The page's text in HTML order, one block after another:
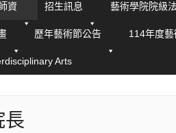
資 招生訊息 藝術學院院級
歷年藝術節公告 114年度
Arts
長